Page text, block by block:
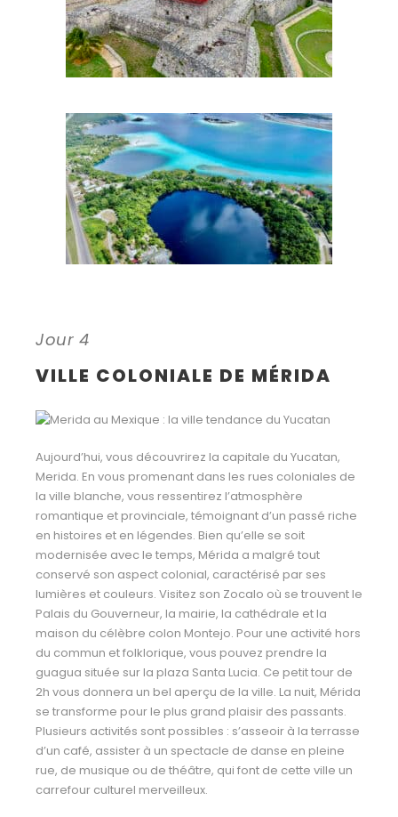
Jour 4
VILLE COLONIALE DE MÉRIDA
Aujourd’hui, vous découvrirez la capitale du Yucatan,
Merida. En vous promenant dans les rues coloniales de
la ville blanche, vous ressentirez l’atmosphère
romantique et provinciale, témoignant d’un passé riche
en histoires et en légendes. Bien qu’elle se soit
modernisée avec le temps, Mérida a malgré tout
conservé son aspect colonial, caractérisé par ses
lumières et couleurs. Visitez son Zocalo où se trouvent le
Palais du Gouverneur, la mairie, la cathédrale et la
maison du célèbre colon Montejo. Pour une activité hors
du commun et folklorique, vous pouvez prendre la
guagua située sur la plaza Santa Lucia. Ce petit tour de
2h vous donnera un bel aperçu de la ville. La nuit, Mérida
se transforme pour le plus grand plaisir des passants.
Plusieurs activités sont possibles : s’asseoir à la terrasse
d’un café, assister à un spectacle de danse en pleine
rue, de musique ou de théâtre, qui font de cette ville un
carrefour culturel merveilleux.